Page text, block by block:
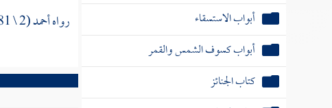
أبواب الاستسقاء
أبواب كسوف الشمس والقمر
كتاب الجنائز
رواه أحمد (2 \ 281)، والبخاري (2600)، ومسلم (1111) (81)، وأبو داود (2891) .